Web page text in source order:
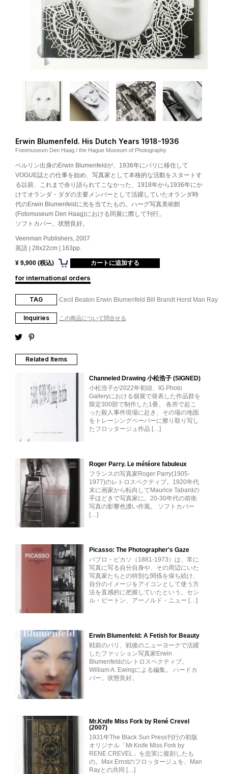
Erwin Blumenfeld. His Dutch Years 1918-1936
Fotomuseum Den Haag / the Hague Museum of Photography
ベルリン出身のErwin Blumenfeldが、1936年にパリに移住して
VOGUE誌との仕事を始め、写真家として本格的な活動をスタートす
る以前、これまで余り語られてこなかった、1918年から1936年にか
けてオランダ・ダダの主要メンバーとして活躍していたオランダ時
代のErwin Blumenfeldに光を当てたもの。ハーグ写真美術館
(Fotomuseum Den Haag)における同展に際して刊行。
ソフトカバー。状態良好。
Veenman Publishers, 2007
英語 | 28x22cm | 163pp.
¥ 9,900 (税込)
for international orders
TAG Cecil Beaton Erwin Blumenfeld Bill Brandt Horst Man Ray
Inquiries この商品について問合せる
Related Items
Channeled Drawing 小松浩子 (SIGNED)
小松浩子が2022年初頭、IG Photo
Galleryにおける個展で発表した作品群を
限定300部で制作した1冊。 各所で起こ
った殺人事件現場に赴き、その場の地面
をトレーシングペーパーに擦り取り写し
たフロッタージュ作品 […]
Roger Parry. Le météore fabuleux
フランスの写真家Roger Parry(1905-
1977)のレトロスペクティブ。1920年代
末に画家から転向してMaurice Tabardの
手ほどきで写真家に。20-30年代の前衛
写真の影響色濃い作風。 ソフトカバー
[…]
Picasso: The Photographer's Gaze
パブロ・ピカソ（1881-1973）は、常に
写真に写る自分自身や、その周辺にいた
写真家たちとの特別な関係を保ち続け、
自分のイメージをアイコンとして使う方
法を直感的に把握していたという。セシ
ル・ビートン、アーノルド・ニュー […]
Erwin Blumenfeld: A Fetish for Beauty
戦前のパリ、戦後のニューヨークで活躍
したファッション写真家Erwin
Blumenfeldのレトロスペクティブ。
William A. Ewingによる編集。 ハードカ
バー。状態良好。
Mr.Knife Miss Fork by René Crevel
(2007)
1931年The Black Sun Press刊行の初版
オリジナル「Mr.Knife Miss Fork by
RENE CREVEL」を忠実に復刻したも
の。Max Ernstのフロッタージュを、Man
Rayとの共同 […]